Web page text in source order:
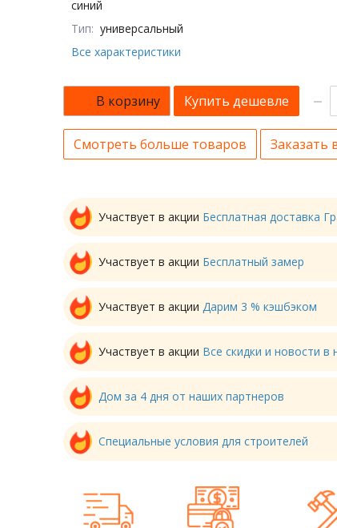
синий
Тип: универсальный
Все характеристики
В корзину Купить дешевле
Смотреть больше товаров Заказать
Участвует в акции Бесплатная доставка
Участвует в акции Бесплатный замер
Участвует в акции Дарим 3 % кэшбэком
Участвует в акции Все скидки и новости
Дом за 4 дня от наших партнеров
Специальные условия для строителей